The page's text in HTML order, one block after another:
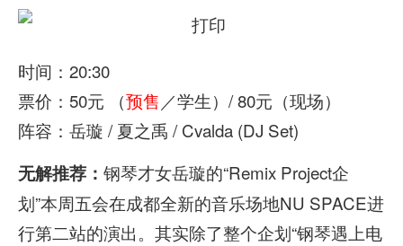
时间：20:30
票价：50元 （预售 ／学生）/ 80元（现场）
阵容：岳璇 / 夏之禹 / Cvalda (DJ Set)
无解推荐： 钢琴才女岳璇的“Remix Project企
划”本周五会在成都全新的音乐场地NU SPACE进
行第二站的演出。其实除了整个企划“钢琴遇上电